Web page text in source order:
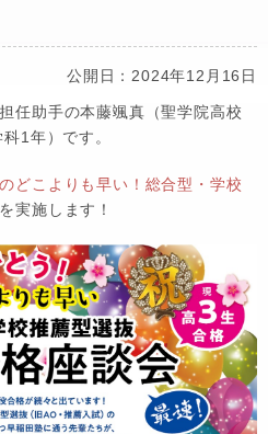
公開日：2024年12月16日
任助手の本藤颯真（聖学院高校
1年）です。
どこよりも早い！総合型・学校
を実施します！